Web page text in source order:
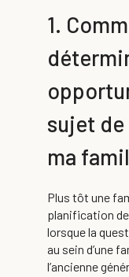
1.
sujet
ma
Plus tôt une
planification
lorsque la
au sein d’une
l’ancienne